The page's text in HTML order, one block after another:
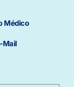
Médico
Mail